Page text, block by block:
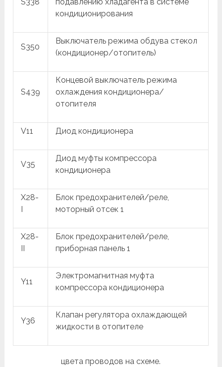
S338
подавлению хладагента в системе
кондиционирования
S350
Выключатель режима обдува стекол
(кондиционер/отопитель)
S439
Концевой выключатель режима
охлаждения кондиционера/
отопителя
V11 Диод кондиционера
V35
Диод муфты компрессора
кондиционера
X28-
Блок предохранителей/реле,
моторный отсек 1
X28-
Блок предохранителей/реле,
приборная панель 1
Y11
Электромагнитная муфта
компрессора кондиционера
Y36
Клапан регулятора охлаждающей
жидкости в отопителе
цвета проводов на схеме.